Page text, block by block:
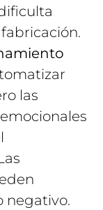
las
negativo.